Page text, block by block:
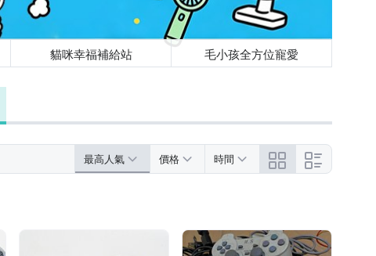
貓咪幸福補給站 毛小孩全方位寵愛
最高人氣 價格 時間